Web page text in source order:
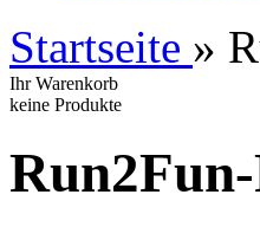
Startseite »
Ihr Warenkorb
keine Produkte